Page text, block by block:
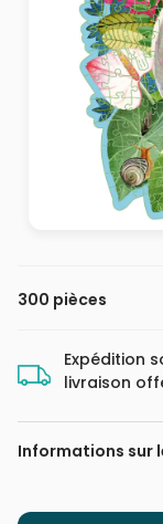
300 pièces
Expédition
livraison
Informations sur
Marque